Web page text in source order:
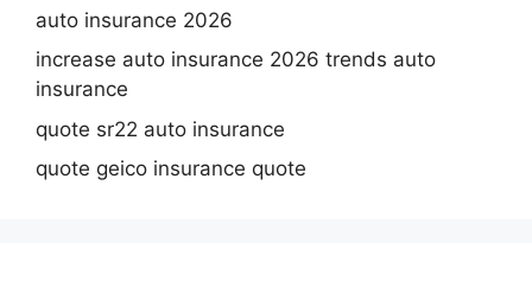
auto insurance 2026
increase auto insurance 2026 trends auto
insurance
quote sr22 auto insurance
quote geico insurance quote